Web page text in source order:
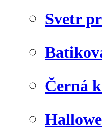
Svetr
Černá